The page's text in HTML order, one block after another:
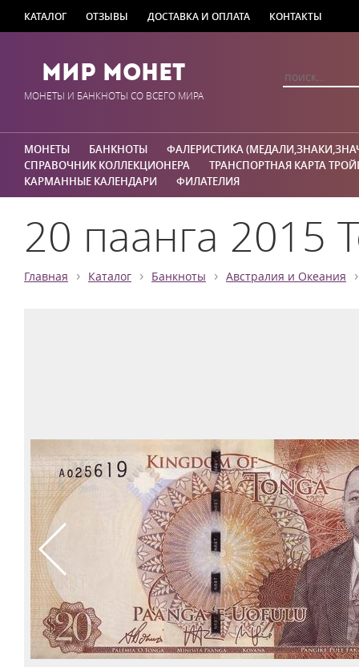
КАТАЛОГ ОТЗЫВЫ ДОСТАВКА И ОПЛАТА КОНТАКТЫ
Мир Монет
МОНЕТЫ И БАНКНОТЫ СО ВСЕГО МИРА
МОНЕТЫ БАНКНОТЫ
ФАЛЕРИСТИКА
СПРАВОЧНИК КОЛЛЕКЦИОНЕРА
ТРАНСПОРТНАЯ КАРТА
КАРМАННЫЕ КАЛЕНДАРИ
ФИЛАТЕЛИЯ
20 паанга 2015
Главная › Каталог › Банкноты › Австралия и Океания ›